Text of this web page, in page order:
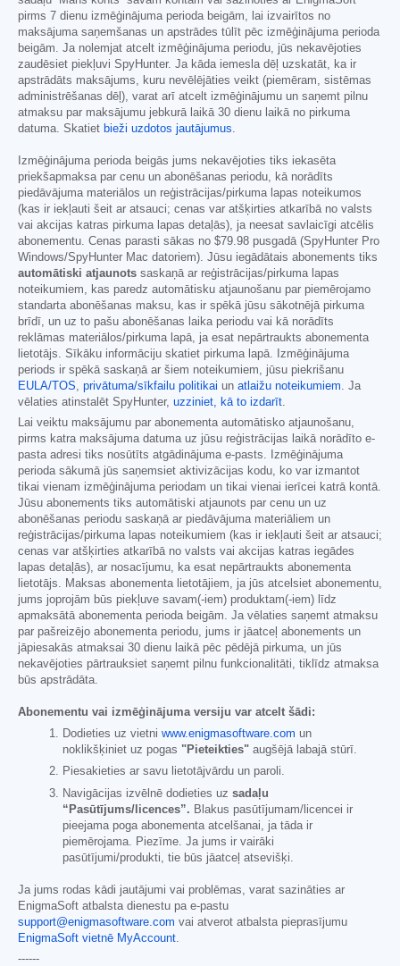
pirms 7 dienu izmēģinājuma perioda beigām, lai izvairītos no
maksājuma saņemšanas un apstrādes tūlīt pēc izmēģinājuma perioda
beigām. Ja nolemjat atcelt izmēģinājuma periodu, jūs nekavējoties
zaudēsiet piekļuvi SpyHunter. Ja kāda iemesla dēļ uzskatāt, ka ir
apstrādāts maksājums, kuru nevēlējāties veikt (piemēram, sistēmas
administrēšanas dēļ), varat arī atcelt izmēģinājumu un saņemt pilnu
atmaksu par maksājumu jebkurā laikā 30 dienu laikā no pirkuma
datuma. Skatiet bieži uzdotos jautājumus.
Izmēģinājuma perioda beigās jums nekavējoties tiks iekasēta
priekšapmaksa par cenu un abonēšanas periodu, kā norādīts
piedāvājuma materiālos un reģistrācijas/pirkuma lapas noteikumos
(kas ir iekļauti šeit ar atsauci; cenas var atšķirties atkarībā no valsts
vai akcijas katras pirkuma lapas detaļās), ja neesat savlaicīgi atcēlis
abonementu. Cenas parasti sākas no $79.98 pusgadā (SpyHunter Pro
Windows/SpyHunter Mac datoriem). Jūsu iegādātais abonements tiks
automātiski atjaunots saskaņā ar reģistrācijas/pirkuma lapas
noteikumiem, kas paredz automātisku atjaunošanu par piemērojamo
standarta abonēšanas maksu, kas ir spēkā jūsu sākotnējā pirkuma
brīdī, un uz to pašu abonēšanas laika periodu vai kā norādīts
reklāmas materiālos/pirkuma lapā, ja esat nepārtraukts abonementa
lietotājs. Sīkāku informāciju skatiet pirkuma lapā. Izmēģinājuma
periods ir spēkā saskaņā ar šiem noteikumiem, jūsu piekrišanu
EULA/TOS, privātuma/sīkfailu politikai un atlaižu noteikumiem. Ja
vēlaties atinstalēt SpyHunter, uzziniet, kā to izdarīt.
Lai veiktu maksājumu par abonementa automātisko atjaunošanu,
pirms katra maksājuma datuma uz jūsu reģistrācijas laikā norādīto e-
pasta adresi tiks nosūtīts atgādinājuma e-pasts. Izmēģinājuma
perioda sākumā jūs saņemsiet aktivizācijas kodu, ko var izmantot
tikai vienam izmēģinājuma periodam un tikai vienai ierīcei katrā kontā.
Jūsu abonements tiks automātiski atjaunots par cenu un uz
abonēšanas periodu saskaņā ar piedāvājuma materiāliem un
reģistrācijas/pirkuma lapas noteikumiem (kas ir iekļauti šeit ar atsauci;
cenas var atšķirties atkarībā no valsts vai akcijas katras iegādes
lapas detaļās), ar nosacījumu, ka esat nepārtraukts abonementa
lietotājs. Maksas abonementa lietotājiem, ja jūs atcelsiet abonementu,
jums joprojām būs piekļuve savam(-iem) produktam(-iem) līdz
apmaksātā abonementa perioda beigām. Ja vēlaties saņemt atmaksu
par pašreizējo abonementa periodu, jums ir jāatceļ abonements un
jāpiesakās atmaksai 30 dienu laikā pēc pēdējā pirkuma, un jūs
nekavējoties pārtrauksiet saņemt pilnu funkcionalitāti, tiklīdz atmaksa
būs apstrādāta.
Abonementu vai izmēģinājuma versiju var atcelt šādi:
Dodieties uz vietni www.enigmasoftware.com un
noklikšķiniet uz pogas "Pieteikties" augšējā labajā stūrī.
Piesakieties ar savu lietotājvārdu un paroli.
Navigācijas izvēlnē dodieties uz sadaļu
“Pasūtījums/licences”. Blakus pasūtījumam/licencei ir
pieejama poga abonementa atcelšanai, ja tāda ir
piemērojama. Piezīme. Ja jums ir vairāki
pasūtījumi/produkti, tie būs jāatceļ atsevišķi.
Ja jums rodas kādi jautājumi vai problēmas, varat sazināties ar
EnigmaSoft atbalsta dienestu pa e-pastu
support@enigmasoftware.com vai atverot atbalsta pieprasījumu
EnigmaSoft vietnē MyAccount
------